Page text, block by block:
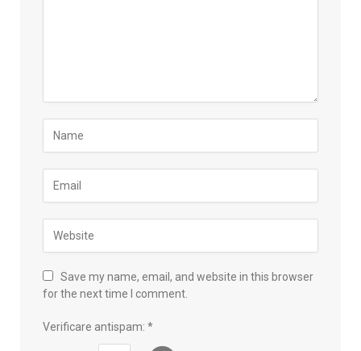
Save my name, email, and website in this browser
for the next time I comment.
Verificare antispam: *